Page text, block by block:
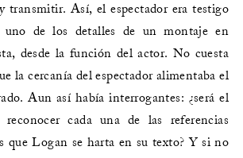
transmitir. Así, el espectador era testigo
uno de los detalles de un montaje en
desde la función del actor. No cuesta
la cercanía del espectador alimentaba el
Aun así había interrogantes: ¿será el
cada una de las referencias
que Logan se harta en su texto? Y si no